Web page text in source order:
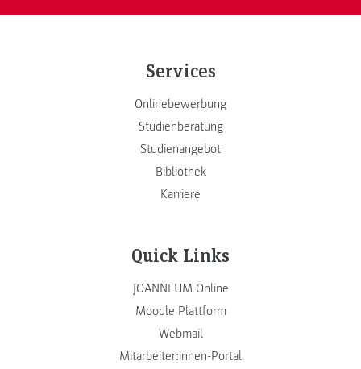
Services
Onlinebewerbung
Studienberatung
Studienangebot
Bibliothek
Karriere
Quick Links
JOANNEUM Online
Moodle Plattform
Webmail
Mitarbeiter:innen-Portal